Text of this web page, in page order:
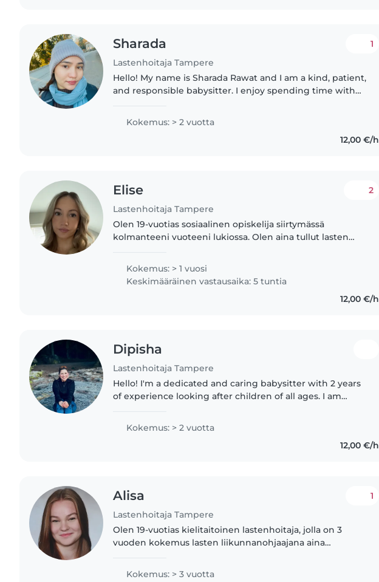
Sharada
Lastenhoitaja Tampere
1
Hello! My name is Sharada Rawat and I am a kind, patient,
and responsible babysitter. I enjoy spending time with
happy. I like..
Kokemus: > 2 vuotta
12,00 €/h
Elise
Lastenhoitaja Tampere
2
Olen 19-vuotias sosiaalinen opiskelija siirtymässä
kolmanteeni vuoteeni lukiossa. Olen aina tullut lasten
yhteinen aaltopituus heidän..
Kokemus: > 1 vuosi
Keskimääräinen vastausaika: 5 tuntia
12,00 €/h
Dipisha
Lastenhoitaja Tampere
Hello! I'm a dedicated and caring babysitter with 2 years
of experience looking after children of all ages. I am
homework. I also have..
Kokemus: > 2 vuotta
12,00 €/h
Alisa
Lastenhoitaja Tampere
1
Olen 19-vuotias kielitaitoinen lastenhoitaja, jolla on 3
vuoden kokemus lasten liikunnanohjaajana aina
Kokemus: > 3 vuotta